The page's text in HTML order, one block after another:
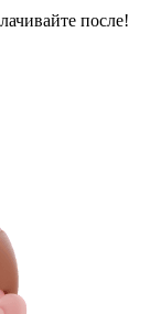
после!